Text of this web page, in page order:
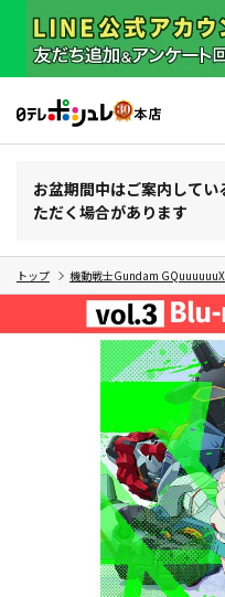
お盆期間中はご案内して
ただく場合があります
トップ 機動戦士Gundam GQuuuuuuX